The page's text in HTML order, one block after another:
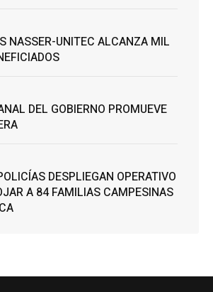
NASSER-UNITEC ALCANZA MIL
DEL GOBIERNO PROMUEVE
DESPLIEGAN OPERATIVO
A 84 FAMILIAS CAMPESINAS